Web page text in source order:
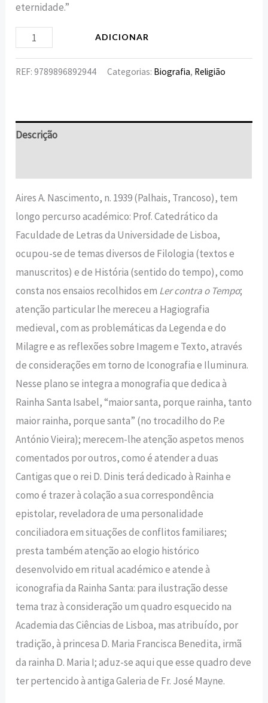
eternidade.”
ADICIONAR
REF:9789896892944 Categorias: Biografia, Religião
Descrição
Aires A. Nascimento, n. 1939 (Palhais, Trancoso), tem
longo percurso académico: Prof. Catedrático da
Faculdade de Letras da Universidade de Lisboa,
ocupou-se de temas diversos de Filologia (textos e
manuscritos) e de História (sentido do tempo), como
consta nos ensaios recolhidos em Ler contra o Tempo;
atenção particular lhe mereceu a Hagiografia
medieval, com as problemáticas da Legenda e do
Milagre e as reflexões sobre Imagem e Texto, através
de considerações em torno de Iconografia e Iluminura.
Nesse plano se integra a monografia que dedica à
Rainha Santa Isabel, “maior santa, porque rainha, tanto
maior rainha, porque santa” (no trocadilho do P.e
António Vieira); merecem-lhe atenção aspetos menos
comentados por outros, como é atender a duas
Cantigas que o rei D. Dinis terá dedicado à Rainha e
como é trazer à colação a sua correspondência
epistolar, reveladora de uma personalidade
conciliadora em situações de conflitos familiares;
presta também atenção ao elogio histórico
desenvolvido em ritual académico e atende à
iconografia da Rainha Santa: para ilustração desse
tema traz à consideração um quadro esquecido na
Academia das Ciências de Lisboa, mas atribuído, por
tradição, à princesa D. Maria Francisca Benedita, irmã
da rainha D. Maria I; aduz-se aqui que esse quadro deve
ter pertencido à antiga Galeria de Fr. José Mayne.